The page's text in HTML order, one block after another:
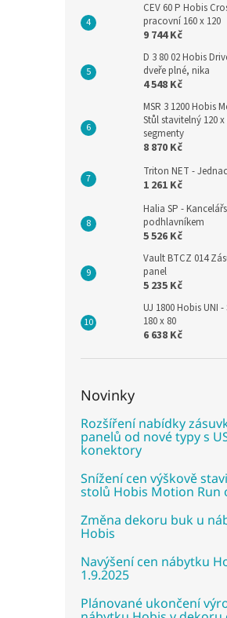
CEV 60 P Hobis
pracovní 160 x 120
9 744 Kč
D 3 80 02 Hobis
dveře plné, nika
4 548 Kč
MSR 3 1200 Hobis
Stůl stavitelný 120 x
segmenty
8 870 Kč
Triton NET -
1 261 Kč
Halia SP -
podhlavníkem
5 526 Kč
Vault BTCZ 014
panel
5 235 Kč
UJ 1800 Hobis UNI
180 x 80
6 638 Kč
Novinky
Rozšíření nabídky
panelů od nové typy s
konektory
Snížení cen výškově
stolů Hobis Motion Run
Změna dekoru buk u
Hobis
Navýšení cen nábytku
1.9.2025
Plánované ukončení